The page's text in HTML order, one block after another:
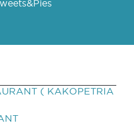
( KAKOPETRIA